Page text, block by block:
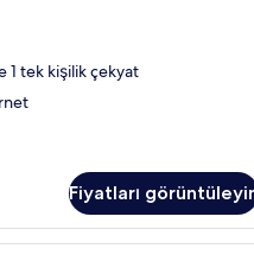
1 tek kişilik çekyat
Fiyatları
Odada kasa, masa, ses